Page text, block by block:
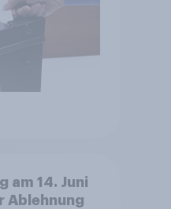
am 14. Juni
Ablehnung